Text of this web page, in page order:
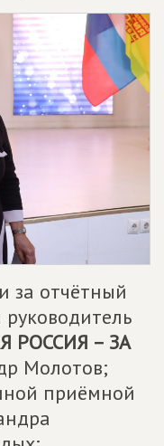
за отчётный
РОССИЯ – ЗА
Молотов;
приёмной